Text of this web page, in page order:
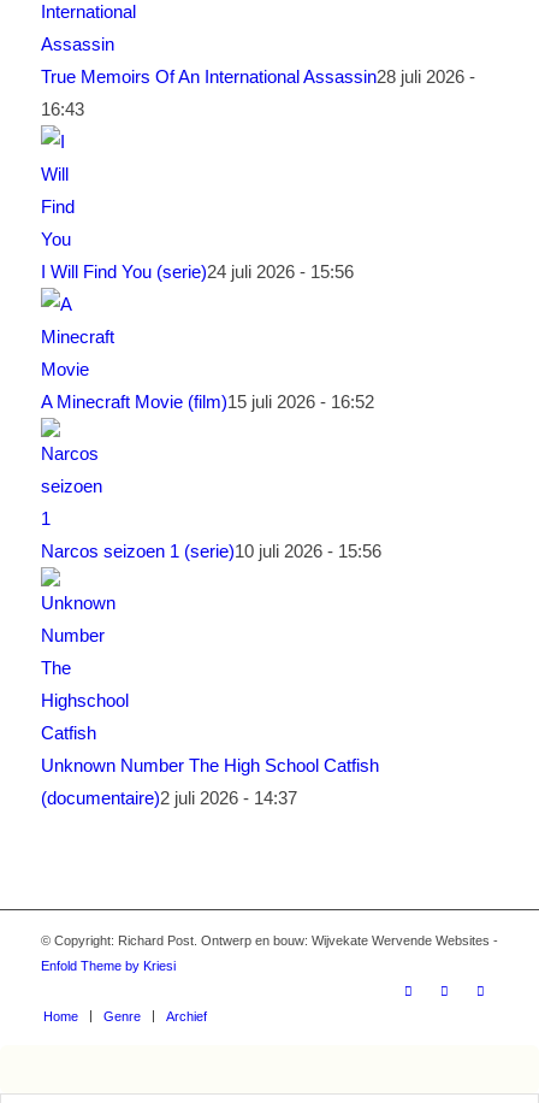
True Memoirs Of An International Assassin28 juli 2026 -
16:43
I Will Find You (serie)24 juli 2026 - 15:56
A Minecraft Movie (film)15 juli 2026 - 16:52
Narcos seizoen 1 (serie)10 juli 2026 - 15:56
Unknown Number The High School Catfish
(documentaire)2 juli 2026 - 14:37
© Copyright: Richard Post. Ontwerp en bouw: Wijvekate Wervende Websites -
Enfold Theme by Kriesi
Home Genre Archief